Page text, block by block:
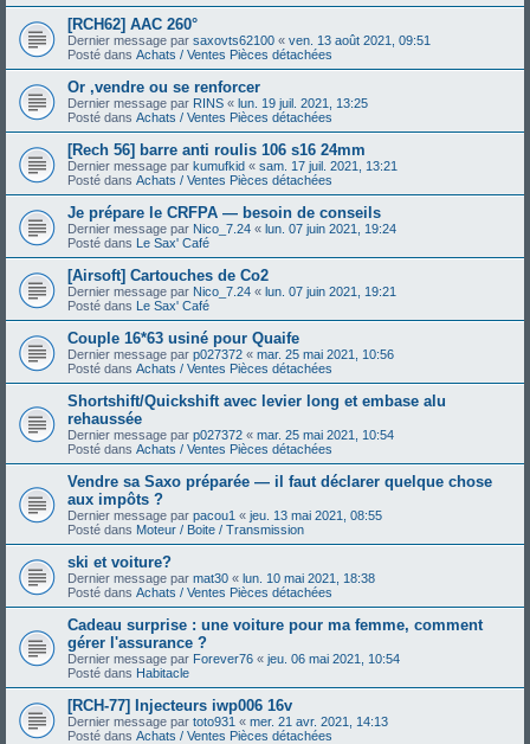
[RCH62] AAC 260°
Dernier message par saxovts62100 « ven. 13 août 2021, 09:51
Posté dans Achats / Ventes Pièces détachées
Or ,vendre ou se renforcer
Dernier message par RINS « lun. 19 juil. 2021, 13:25
Posté dans Achats / Ventes Pièces détachées
[Rech 56] barre anti roulis 106 s16 24mm
Dernier message par kumufkid « sam. 17 juil. 2021, 13:21
Posté dans Achats / Ventes Pièces détachées
Je prépare le CRFPA — besoin de conseils
Dernier message par Nico_7.24 « lun. 07 juin 2021, 19:24
Posté dans Le Sax' Café
[Airsoft] Cartouches de Co2
Dernier message par Nico_7.24 « lun. 07 juin 2021, 19:21
Posté dans Le Sax' Café
Couple 16*63 usiné pour Quaife
Dernier message par p027372 « mar. 25 mai 2021, 10:56
Posté dans Achats / Ventes Pièces détachées
Shortshift/Quickshift avec levier long et embase alu
rehaussée
Dernier message par p027372 « mar. 25 mai 2021, 10:54
Posté dans Achats / Ventes Pièces détachées
Vendre sa Saxo préparée — il faut déclarer quelque chose
aux impôts ?
Dernier message par pacou1 « jeu. 13 mai 2021, 08:55
Posté dans Moteur / Boite / Transmission
ski et voiture?
Dernier message par mat30 « lun. 10 mai 2021, 18:38
Posté dans Achats / Ventes Pièces détachées
Cadeau surprise : une voiture pour ma femme, comment
gérer l'assurance ?
Dernier message par Forever76 « jeu. 06 mai 2021, 10:54
Posté dans Habitacle
[RCH-77] Injecteurs iwp006 16v
Dernier message par toto931 « mer. 21 avr. 2021, 14:13
Posté dans Achats / Ventes Pièces détachées